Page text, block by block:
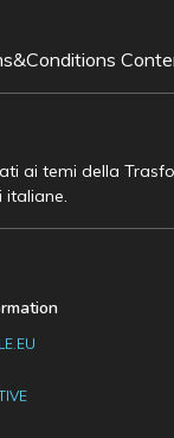
ai temi della
italiane.